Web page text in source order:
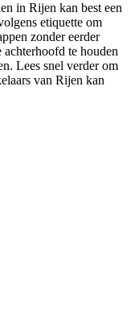
in Rijen kan best een
etiquette om
zonder eerder
te houden
Lees snel verder om
van Rijen kan